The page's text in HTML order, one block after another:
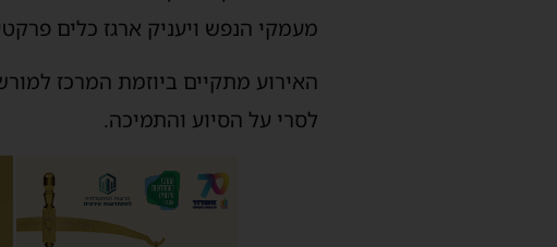
מעמקי הנפש ויעניק ארגז כלים
האירוע מתקיים ביוזמת המרכז
לסרי על הסיוע והתמיכה.